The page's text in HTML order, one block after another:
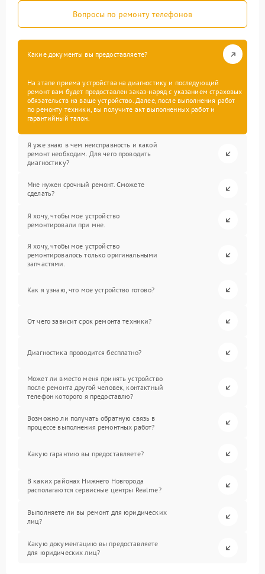
Вопросы по ремонту телефонов
Какие документы вы предоставляете?
На этапе приема устройства на диагностику и последующий
ремонт вам будет предоставлен заказ-наряд с указанием страховых
обязательств на ваше устройство. Далее, после выполнения работ
по ремонту техники, вы получите акт выполненных работ и
гарантийный талон.
Я уже знаю в чем неисправность и какой
ремонт необходим. Для чего проводить
диагностику?
Мне нужен срочный ремонт. Сможете
сделать?
Я хочу, чтобы мое устройство
ремонтировали при мне.
Я хочу, чтобы мое устройство
ремонтировалось только оригинальными
запчастями.
Как я узнаю, что мое устройство готово?
От чего зависит срок ремонта техники?
Диагностика проводится бесплатно?
Может ли вместо меня принять устройство
после ремонта другой человек, контактный
телефон которого я предоставлю?
Возможно ли получать обратную связь в
процессе выполнения ремонтных работ?
Какую гарантию вы предоставляете?
В каких районах Нижнего Новгорода
располагаются сервисные центры Realme?
Выполняете ли вы ремонт для юридических
лиц?
Какую документацию вы предоставляете
для юридических лиц?